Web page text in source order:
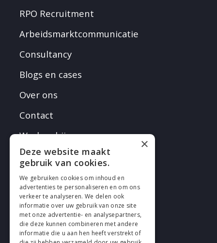
RPO Recruitment
Arbeidsmarktcommunicatie
Consultancy
Blogs en cases
Over ons
Contact
Werken bij
VOLG EN
×
Deze website maakt
gebruik van cookies.
We gebruiken cookies om inhoud en
advertenties te personaliseren en om ons
verkeer te analyseren. We delen ook
informatie over uw gebruik van onze site
met onze advertentie- en analysepartners,
die deze kunnen combineren met andere
informatie die u aan hen heeft verstrekt of